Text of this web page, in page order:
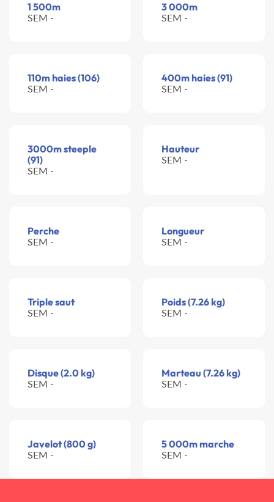
1 500m
SEM -
3 000m
SEM -
110m haies (106)
SEM -
400m haies (91)
SEM -
3000m steeple
(91)
SEM -
Hauteur
SEM -
Perche
SEM -
Longueur
SEM -
Triple saut
SEM -
Poids (7.26 kg)
SEM -
Disque (2.0 kg)
SEM -
Marteau (7.26 kg)
SEM -
Javelot (800 g)
SEM -
5 000m marche
SEM -